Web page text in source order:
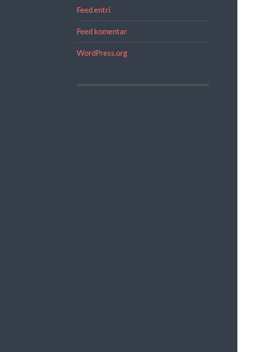
Feed entri
Feed komentar
WordPress.org